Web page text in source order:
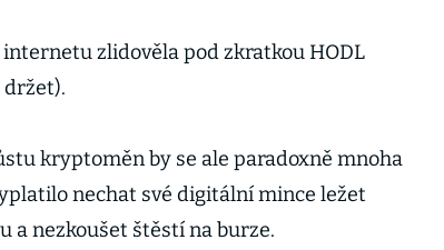
zlidověla pod zkratkou HODL
držet).
kryptoměn by se ale paradoxně mnoha
nechat své digitální mince ležet
a nezkoušet štěstí na burze.